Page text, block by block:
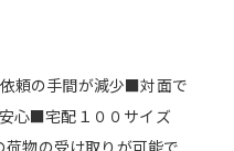
頼の手間が減少■対面で
心■宅配１００サイズ
荷物の受け取りが可能で